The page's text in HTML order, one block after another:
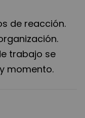
de reacción.
trabajo se
momento.